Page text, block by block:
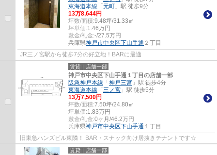
東海道本線 「 元町 」駅 徒歩9分
13万8,644円
坪数/面積:9.48坪/31.33㎡
坪単価:1.46万円
敷金/礼金:-/27.5万円
兵庫県神戸市中央区下山手通 ２丁目
JR三ノ宮駅から徒歩7分の好立地！BARに最適
賃貸｜店舗一部
神戸市中央区下山手通１丁目の店舗一部
阪急神戸本線 「 神戸三宮 」駅 徒歩4分
東海道本線 「 三ノ宮 」駅 徒歩5分
13万7,500円
坪数/面積:7.50坪/24.80㎡
坪単価:1.83万円
敷金/礼金:0ヶ月/46.2万円
兵庫県神戸市中央区下山手通 １丁目
旧東急ハンズビル東隣！ BAR・スナック向け居抜きテナントです☆
賃貸｜店舗一部